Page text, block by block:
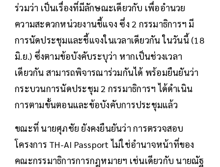
ร่วมว่า เป็นเรื่องที่มีลักษณะเดียวกับ เพื่ออำนวย
ความสะดวกหน่วยงานชี้แจง ซึ่ง 2 กรรมาธิการฯ มี
การนัดประชุมและชี้แจงในเวลาเดียวกัน ในวันนี้ (18
มิ.ย.) ซึ่งตามข้อบังคับระบุว่า หากเป็นช่วงเวลา
เดียวกัน สามารถพิจารณาร่วมกันได้ พร้อมยืนยันว่า
กระบวนการนัดประชุม 2 กรรมาธิการฯ ได้ดำเนิน
การตามขั้นตอนและข้อบังคับการประชุมแล้ว
ขณะที่ นายศุภชัย ยังคงยืนยันว่า การตรวจสอบ
โครงการ TH-AI Passport ไม่ใช่อำนาจหน้าที่ของ
คณะกรรมาธิการการกฎหมายฯ เช่นเดียวกับ นายณัฐ